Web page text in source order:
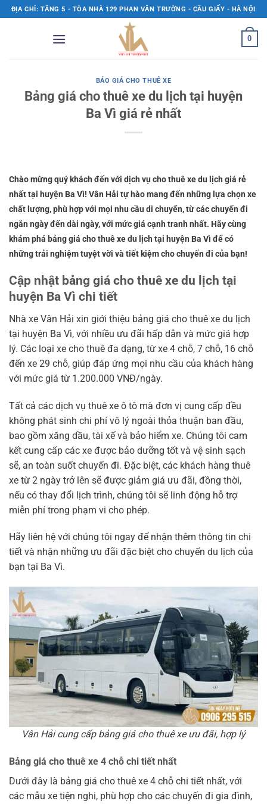
qua
ĐỊA CHỈ: TẦNG 5 - TÒA NHÀ 129 PHAN VĂN TRƯỜNG - CẦU GIẤY - HÀ NỘI
0
BÁO GIÁ CHO THUÊ XE
Bảng giá cho thuê xe du lịch tại huyện
Ba Vì giá rẻ nhất
Chào mừng quý khách đến với dịch vụ cho thuê xe du lịch giá rẻ
nhất tại huyện Ba Vì! Vân Hải tự hào mang đến những lựa chọn xe
chất lượng, phù hợp với mọi nhu cầu di chuyển, từ các chuyến đi
ngắn ngày đến dài ngày, với mức giá cạnh tranh nhất. Hãy cùng
khám phá bảng giá cho thuê xe du lịch tại huyện Ba Vì để có
những trải nghiệm tuyệt vời và tiết kiệm cho chuyến đi của bạn!
Cập nhật bảng giá cho thuê xe du lịch tại
huyện Ba Vì chi tiết
Nhà xe Vân Hải xin giới thiệu bảng giá cho thuê xe du lịch
tại huyện Ba Vì, với nhiều ưu đãi hấp dẫn và mức giá hợp
lý. Các loại xe cho thuê đa dạng, từ xe 4 chỗ, 7 chỗ, 16 chỗ
đến xe 29 chỗ, giúp đáp ứng mọi nhu cầu của khách hàng
với mức giá từ 1.200.000 VNĐ/ngày.
Tất cả các dịch vụ thuê xe ô tô mà đơn vị cung cấp đều
không phát sinh chi phí vô lý ngoài thỏa thuận ban đầu,
bao gồm xăng dầu, tài xế và bảo hiểm xe. Chúng tôi cam
kết cung cấp các xe được bảo dưỡng tốt và vệ sinh sạch
sẽ, an toàn suốt chuyến đi. Đặc biệt, các khách hàng thuê
xe từ 2 ngày trở lên sẽ được giảm giá ưu đãi, đồng thời,
nếu có thay đổi lịch trình, chúng tôi sẽ linh động hỗ trợ
miễn phí trong phạm vi cho phép.
Hãy liên hệ với chúng tôi ngay để nhận thêm thông tin chi
tiết và nhận những ưu đãi đặc biệt cho chuyến du lịch của
bạn tại Ba Vì.
Vân Hải cung cấp bảng giá cho thuê xe ưu đãi, hợp lý
Bảng giá cho thuê xe 4 chỗ chi tiết nhất
Dưới đây là bảng giá cho thuê xe 4 chỗ chi tiết nhất, với
các mẫu xe tiện nghi, phù hợp cho các chuyến đi gia đình,